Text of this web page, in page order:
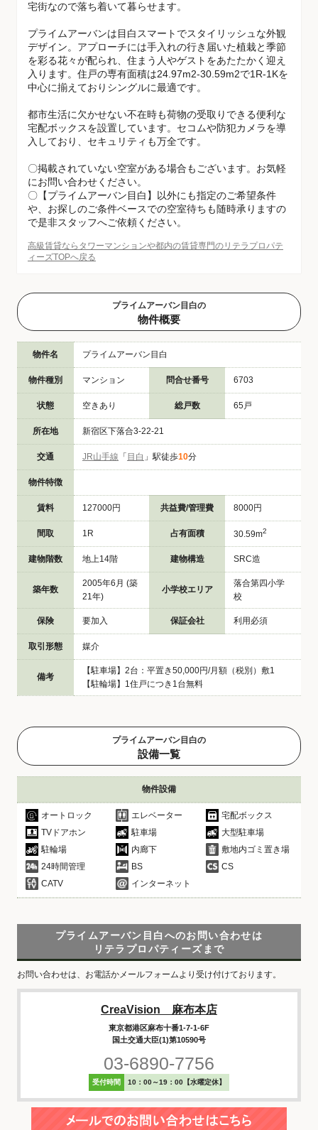
宅街なので落ち着いて暮らせます。
プライムアーバンは目白スマートでスタイリッシュな外観
デザイン。アプローチには手入れの行き届いた植栽と季節
を彩る花々が配られ、住まう人やゲストをあたたかく迎え
入ります。住戸の専有面積は24.97m2-30.59m2で1R-1Kを
中心に揃えておりシングルに最適です。
都市生活に欠かせない不在時も荷物の受取りできる便利な
宅配ボックスを設置しています。セコムや防犯カメラを導
入しており、セキュリティも万全です。
〇掲載されていない空室がある場合もございます。お気軽
にお問い合わせください。
〇【プライムアーバン目白】以外にも指定のご希望条件
や、お探しのご条件ベースでの空室待ちも随時承りますの
で是非スタッフへご依頼ください。
高級賃貸ならタワーマンションや都内の賃貸専門のリテラプロパテ
ィーズTOPへ戻る
プライムアーバン目白の
物件概要
物件名 プライムアーバン目白
物件種別 マンション 問合せ番号 6703
状態 空きあり 総戸数 65戸
所在地 新宿区下落合3-22-21
交通 JR山手線 「 目白 」駅徒歩10分
物件特徴
賃料 127000円 共益費/管理費 8000円
間取 1R 占有面積 30.59m2
建物階数 地上14階 建物構造 SRC造
築年数
2005年6月 (築
21年)
小学校エリア
落合第四小学
校
保険 要加入 保証会社 利用必須
取引形態 媒介
備考
【駐車場】2台：平置き50,000円/月額（税別）敷1
【駐輪場】1住戸につき1台無料
プライムアーバン目白の
設備一覧
物件設備
オートロック エレベーター
宅配ボックス
TVドアホン
駐車場
大型駐車場
駐輪場
内廊下
敷地内ゴミ置き場
24時間管理
BS
CS
CATV
インターネット
プライムアーバン目白へのお問い合わせは
リテラプロパティーズまで
お問い合わせは、お電話かメールフォームより受け付けております。
CreaVision 麻布本店
東京都港区麻布十番1-7-1-6F
国土交通大臣(1)第10590号
03-6890-7756
受付時間 10：00～19：00【水曜定休】